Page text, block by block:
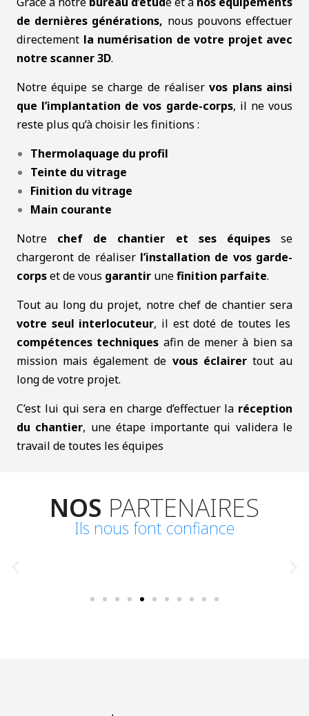
de dernières générations, nous pouvons effectuer
directement la numérisation de votre projet avec
notre scanner 3D.
Notre équipe se charge de réaliservos plans ainsi
que l’implantation de vos garde-corps, il ne vous
reste plus qu’à choisir les finitions :
Thermolaquage du profil
Teinte du vitrage
Finition du vitrage
Main courante
Notre chef de chantier et ses équipesse
chargeront de réaliser l’installation de vos garde-
corpset de vous garantir unefinition parfaite.
Tout au long du projet, notre chef de chantier sera
votre seul interlocuteur, il est doté de toutes les
compétences techniques afin de mener à bien sa
mission mais également de vous éclairertout au
long de votre projet.
C’est lui qui sera en charge d’effectuer la réception
du chantier, une étape importante qui validera le
travail de toutes les équipes
NOS PARTENAIRES
Ils nous font confiance